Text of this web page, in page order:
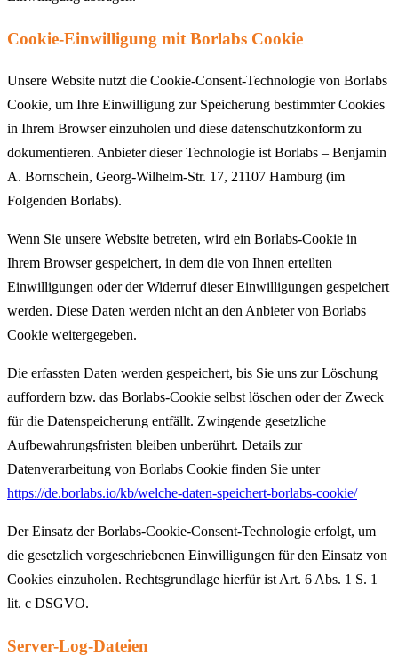
Cookie-Einwilligung mit Borlabs Cookie
Unsere Website nutzt die Cookie-Consent-Technologie von Borlabs
Cookie, um Ihre Einwilligung zur Speicherung bestimmter Cookies
in Ihrem Browser einzuholen und diese datenschutzkonform zu
dokumentieren. Anbieter dieser Technologie ist Borlabs – Benjamin
A. Bornschein, Georg-Wilhelm-Str. 17, 21107 Hamburg (im
Folgenden Borlabs).
Wenn Sie unsere Website betreten, wird ein Borlabs-Cookie in
Ihrem Browser gespeichert, in dem die von Ihnen erteilten
Einwilligungen oder der Widerruf dieser Einwilligungen gespeichert
werden. Diese Daten werden nicht an den Anbieter von Borlabs
Cookie weitergegeben.
Die erfassten Daten werden gespeichert, bis Sie uns zur Löschung
auffordern bzw. das Borlabs-Cookie selbst löschen oder der Zweck
für die Datenspeicherung entfällt. Zwingende gesetzliche
Aufbewahrungsfristen bleiben unberührt. Details zur
Datenverarbeitung von Borlabs Cookie finden Sie unter
https://de.borlabs.io/kb/welche-daten-speichert-borlabs-cookie/
Der Einsatz der Borlabs-Cookie-Consent-Technologie erfolgt, um
die gesetzlich vorgeschriebenen Einwilligungen für den Einsatz von
Cookies einzuholen. Rechtsgrundlage hierfür ist Art. 6 Abs. 1 S. 1
lit. c DSGVO.
Server-Log-Dateien